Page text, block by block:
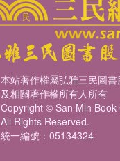
本站著作權屬弘雅三民圖書
及相關著作權所有人所有
Copyright © San Min Book
All Rights Reserved.
統一編號：05134324